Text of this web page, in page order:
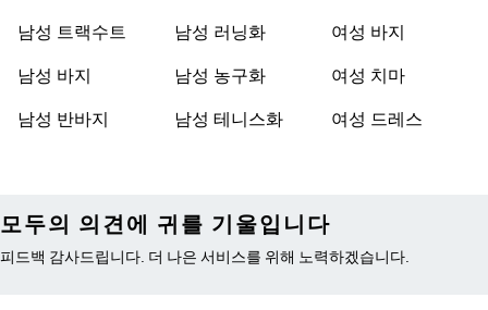
남성 트랙수트
남성 바지
남성 반바지
남성 러닝화
남성 농구화
남성 테니스화
여성 바지
여성 치마
여성 드레스
모두의 의견에 귀를 기울입니다
피드백 감사드립니다. 더 나은 서비스를 위해 노력하겠습니다.